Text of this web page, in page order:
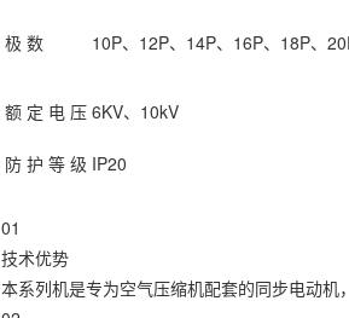
极 数 10P、12P、14P、16P、18P、
额 定 电 压 6KV、10kV
防 护 等 级 IP20
01
技术优势
本系列机是专为空气压缩机配套的同步电动